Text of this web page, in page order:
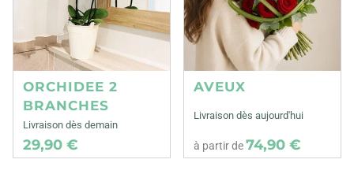
ORCHIDEE 2
BRANCHES
Livraison dès demain
29,90 €
AVEUX
Livraison dès aujourd'hui
à partir de74,90 €